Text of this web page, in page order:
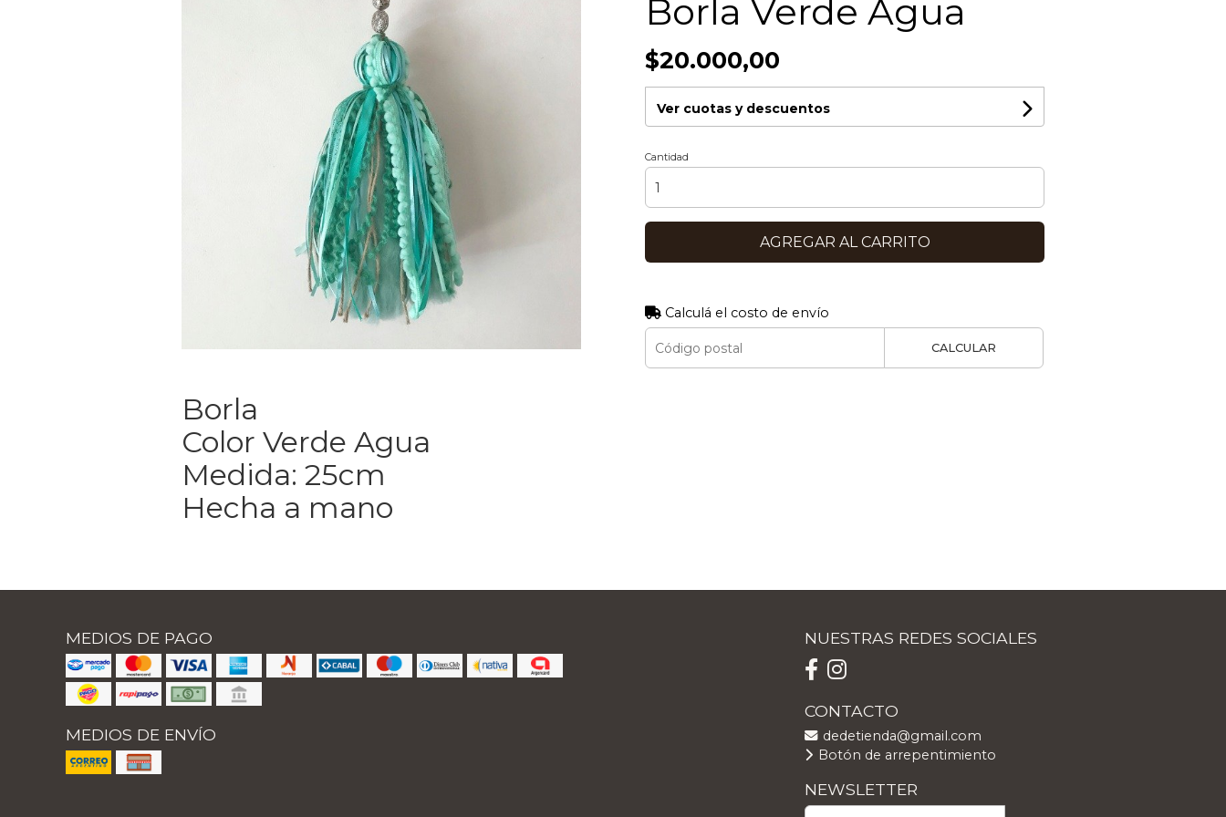
Borla
Color Verde Agua
Medida: 25cm
Hecha a mano
Borla Verde Agua
$20.000,00
Ver cuotas y descuentos
Cantidad
AGREGAR AL CARRITO
Calculá el costo de envío
CALCULAR
MEDIOS DE PAGO
MEDIOS DE ENVÍO
NUESTRAS REDES SOCIALES
CONTACTO
dedetienda@gmail.com
Botón de arrepentimiento
NEWSLETTER